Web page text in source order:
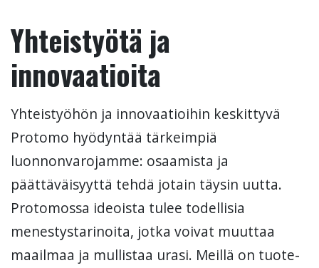
Yhteistyötä ja
innovaatioita
Yhteistyöhön ja innovaatioihin keskittyvä
Protomo hyödyntää tärkeimpiä
luonnonvarojamme: osaamista ja
päättäväisyyttä tehdä jotain täysin uutta.
Protomossa ideoista tulee todellisia
menestystarinoita, jotka voivat muuttaa
maailmaa ja mullistaa urasi. Meillä on tuote-